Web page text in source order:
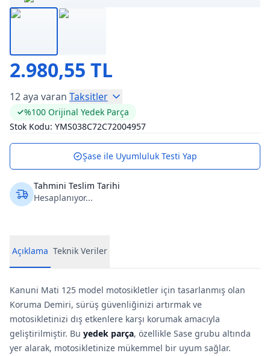
2.980,55 TL
12 aya varan Taksitler
%100 Orijinal Yedek Parça
Stok Kodu: YMS038C72C72004957
Şase ile Uyumluluk Testi Yap
Tahmini Teslim Tarihi
Hesaplanıyor...
Açıklama Teknik Veriler
Kanuni Mati 125 model motosikletler için tasarlanmış olan
Koruma Demiri, sürüş güvenliğinizi artırmak ve
motosikletinizi dış etkenlere karşı korumak amacıyla
geliştirilmiştir. Bu yedek parça, özellikle Sase grubu altında
yer alarak, motosikletinize mükemmel bir uyum sağlar.